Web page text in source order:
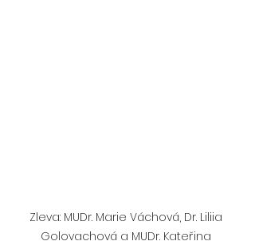
Zleva: MUDr. Marie Váchová, Dr. Liliia
Golovachová a MUDr. Kateřina